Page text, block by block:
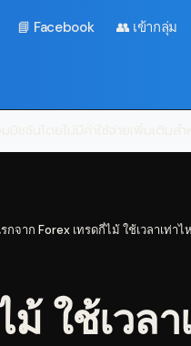
📘 Facebook 👥 เข้ากลุ่ม
กจาก Forex เทรดกี่ไม้ ใช้เวลาเท่าไ
ใช้เวล